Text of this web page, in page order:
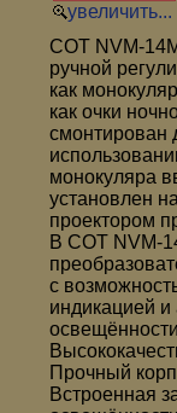
увеличить...
COT NVM-
ручной
как
как очки
смонтирован
монокуляра
установлен
проектором
В COT NVM-
с
индикацией
Прочный
Встроенная